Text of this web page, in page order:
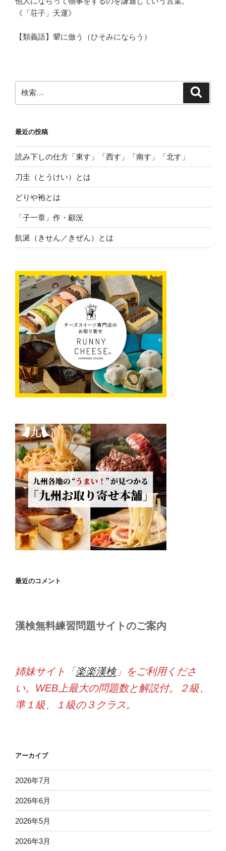
《「荘子」天運》
【類義語】顰に倣う（ひそみにならう）
索:
最近の投稿
読み下しの仕方「東す」「西す」「南す」「北す」
刀圭（とうけい）とは
どりや袍とは
「子一章」作・顧況
飢涎（きせん／きぜん）とは
最近のコメント
漢検無料練習問題サイトのご案内
姉妹サイト「楽楽漢検」をご利用くださ
い。WEB上最大の問題数と解説付。２級、
準１級、１級の３クラス。
アーカイブ
2026年7月
2026年6月
2026年5月
2026年3月